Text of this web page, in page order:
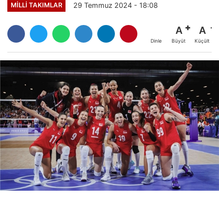
MILLI TAKIMLAR 29 Temmuz 2024 - 18:08
Dinle
A
Büyüt
A
Küçült